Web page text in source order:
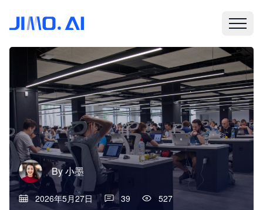
By小墨
2026年5月27日 39 527